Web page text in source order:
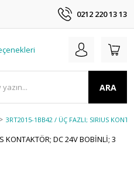
0212 220 13 13
ARA
3RT2015-1BB42 / ÜÇ FAZLI; SIRIUS